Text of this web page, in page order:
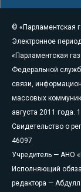
© «Парламентская
Электронное
«Парламентская
Федеральной
связи,
массовых
августа 2011 года.
Свидетельство о
46097
Учредитель — АНО
Исполняющий
редактора —